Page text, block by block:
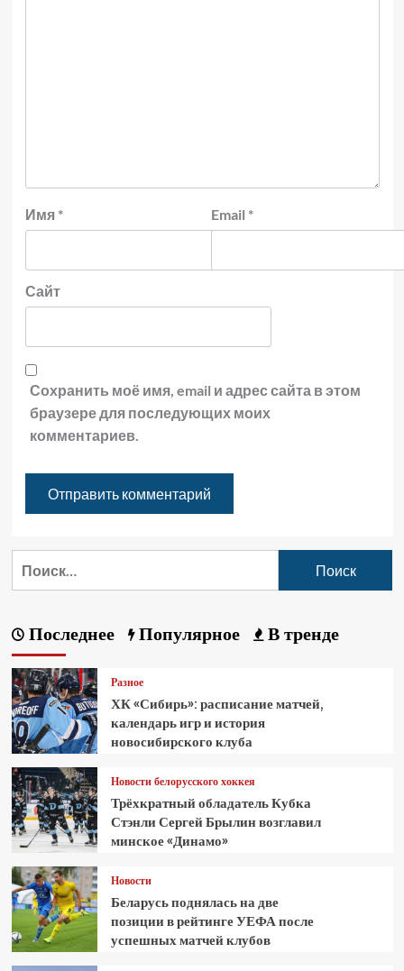
Имя * Email *
Сайт
Сохранить моё имя, email и адрес сайта в этом
браузере для последующих моих
комментариев.
Последнее Популярное В тренде
Разное
ХК «Сибирь»: расписание матчей,
календарь игр и история
новосибирского клуба
Новости белорусского хоккея
Трёхкратный обладатель Кубка
Стэнли Сергей Брылин возглавил
минское «Динамо»
Новости
Беларусь поднялась на две
позиции в рейтинге УЕФА после
успешных матчей клубов